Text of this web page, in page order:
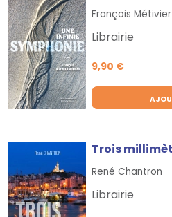
François
Librairie
9,90 €
Trois
René Chantron
Librairie